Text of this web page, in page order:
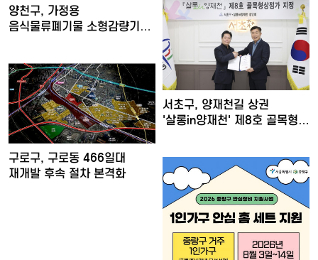
양천구, 가정용
음식물류폐기물 소형감량기
서초구, 양재천길 상권
'살롱in양재천' 제8호 골목형…
구로구, 구로동 466일대
재개발 후속 절차 본격화